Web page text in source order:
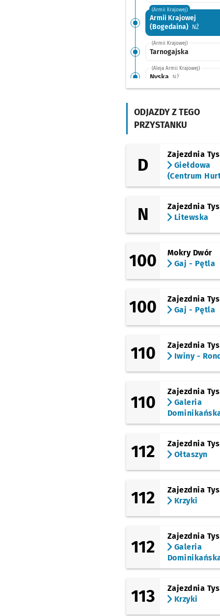
(Armii Krajowej)
Armii Krajowej
(Bogedaina)
NŻ
(Armii Krajowej)
Tarnogajska
(Aleja Armii Krajowej)
Nyska NŻPrzystanek na
Orzechowa
ROD Bajki
(Borowska)
Śliczna
Uniwersytet
Ekonomiczny
Drukarska
(Powstańców Śląskich)
Hallera
(Racławicka)
Modlińska
(Skarbowców)
(Sowia)
Chłodna
(Krzycka)
Zimowa
(Krzycka)
Klecina
(Wałbrzyska)
Wałbrzyska
(Czekoladowa)
Marcepanowa NŻ
Słoneczna
(Czekoladowa)
ODJAZDY Z TEGO
PRZYSTANKU
D
Zajezdnia
Giełdowa
(Centrum
N
Zajezdnia
Litewska
100
Mokry Dwór
Gaj - Pętla
100
Zajezdnia
Gaj - Pętla
110
Zajezdnia
Iwiny -
110
Zajezdnia
Galeria
112
Zajezdnia
Ołtaszyn
112
Zajezdnia
Krzyki
112
Zajezdnia
Galeria
113
Zajezdnia
Krzyki